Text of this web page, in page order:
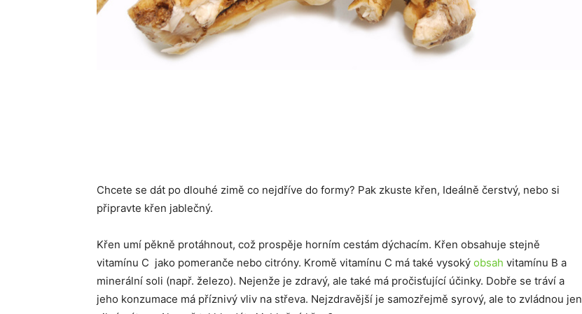
Chcete se dát po dlouhé zimě co nejdříve do formy? Pak zkuste křen, Ideálně čerstvý, nebo si
připravte křen jablečný.
Křen umí pěkně protáhnout, což prospěje horním cestám dýchacím. Křen obsahuje stejně
vitamínu C jako pomeranče nebo citróny. Kromě vitamínu C má také vysoký obsah vitamínu B a
minerální soli (např. železo). Nejenže je zdravý, ale také má pročisťující účinky. Dobře se tráví a
jeho konzumace má příznivý vliv na střeva. Nejzdravější je samozřejmě syrový, ale to zvládnou jen